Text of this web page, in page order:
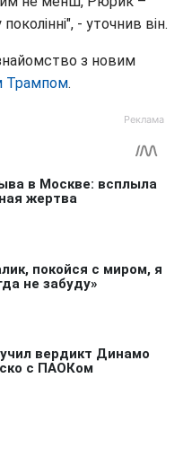
- уточнив він.
з новим
Трампом.